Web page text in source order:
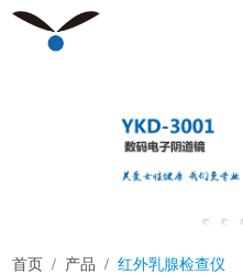
首页 / 产品 /红外乳腺检查仪